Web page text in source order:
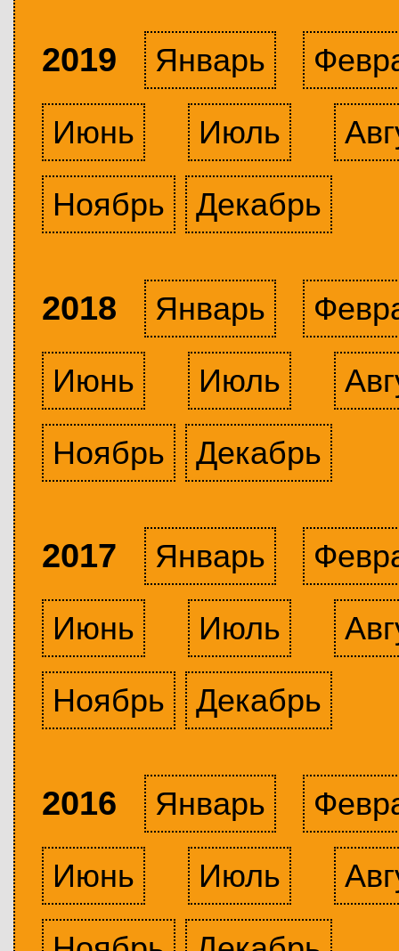
2019 Январь
Июнь
Июль
Ноябрь
Декабрь
2018 Январь
Июнь
Июль
Ноябрь
Декабрь
2017 Январь
Июнь
Июль
Ноябрь
Декабрь
2016 Январь
Июнь
Июль